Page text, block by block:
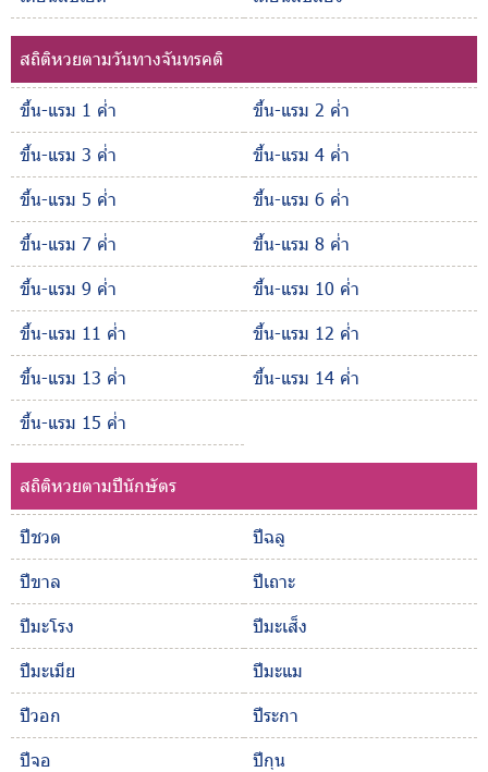
สถิติหวยตามวันทางจันทรคติ
ขึ้น-แรม 1 ค่ำ
ขึ้น-แรม 2 ค่ำ
ขึ้น-แรม 3 ค่ำ
ขึ้น-แรม 4 ค่ำ
ขึ้น-แรม 5 ค่ำ
ขึ้น-แรม 6 ค่ำ
ขึ้น-แรม 7 ค่ำ
ขึ้น-แรม 8 ค่ำ
ขึ้น-แรม 9 ค่ำ
ขึ้น-แรม 10 ค่ำ
ขึ้น-แรม 11 ค่ำ
ขึ้น-แรม 12 ค่ำ
ขึ้น-แรม 13 ค่ำ
ขึ้น-แรม 14 ค่ำ
ขึ้น-แรม 15 ค่ำ
สถิติหวยตามปีนักษัตร
ปีชวด
ปีฉลู
ปีขาล
ปีเถาะ
ปีมะโรง
ปีมะเส็ง
ปีมะเมีย
ปีมะแม
ปีวอก
ปีระกา
ปีจอ
ปีกุน